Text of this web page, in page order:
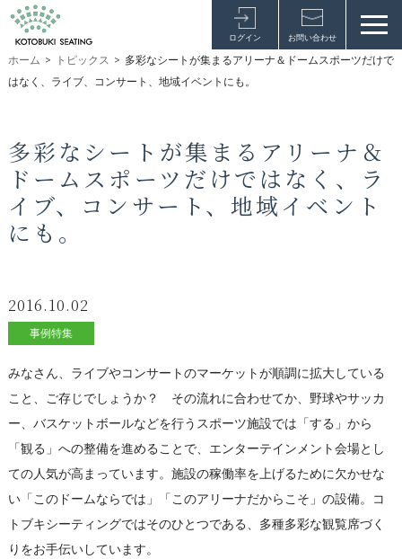
ログイン お問い合わせ
ホーム > トピックス > 多彩なシートが集まるアリーナ＆ドームスポーツだけで
はなく、ライブ、コンサート、地域イベントにも。
多彩なシートが集まるアリーナ＆
ドームスポーツだけではなく、ラ
イブ、コンサート、地域イベント
にも。
2016.10.02
事例特集
みなさん、ライブやコンサートのマーケットが順調に拡大している
こと、ご存じでしょうか？ その流れに合わせてか、野球やサッカ
ー、バスケットボールなどを行うスポーツ施設では「する」から
「観る」への整備を進めることで、エンターテインメント会場とし
ての人気が高まっています。施設の稼働率を上げるために欠かせな
い「このドームならでは」「このアリーナだからこそ」の設備。コ
トブキシーティングではそのひとつである、多種多彩な観覧席づく
りをお手伝いしています。